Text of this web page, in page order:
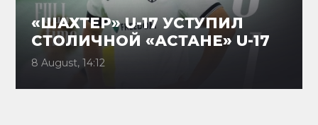
«ШАХТЕР» U-17 УСТУПИЛ
СТОЛИЧНОЙ «АСТАНЕ» U-17
8 August, 14:12